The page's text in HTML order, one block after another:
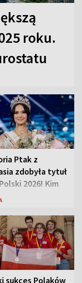
roku.
Ptak z
zdobyła tytuł
2026! Kim
królowa
sukces Polaków